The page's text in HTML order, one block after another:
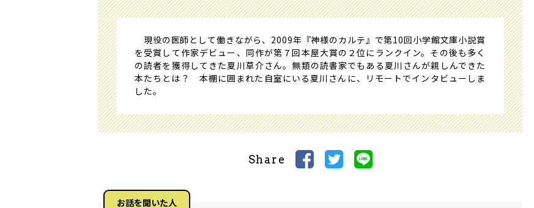
現役の医師として働きながら、2009年『神様のカルテ』で第10回小学館文庫小説賞
を受賞して作家デビュー、同作が第７回本屋大賞の２位にランクイン。その後も多く
の読者を獲得してきた夏川草介さん。無類の読書家でもある夏川さんが親しんできた
本たちとは？ 本棚に囲まれた自室にいる夏川さんに、リモートでインタビューしま
した。
Share
お話を聞いた人